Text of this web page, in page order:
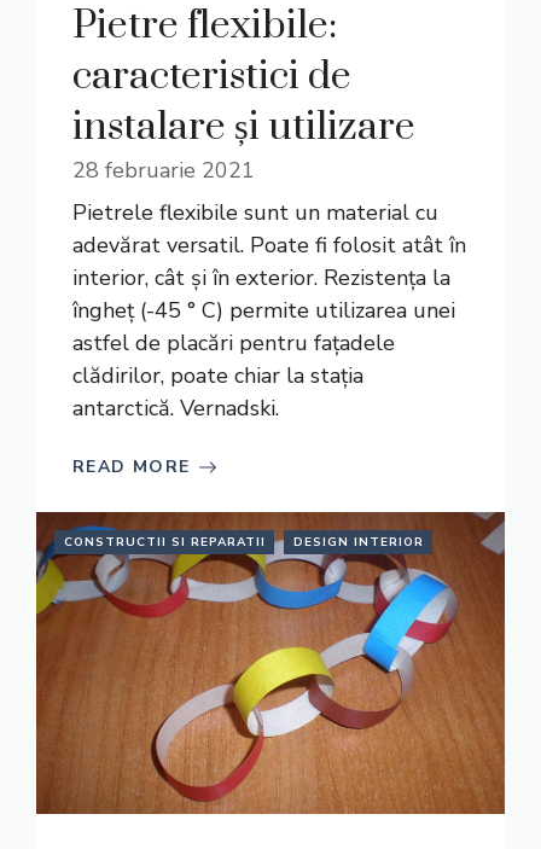
Pietre flexibile:
caracteristici de
instalare și utilizare
28 februarie 2021
Pietrele flexibile sunt un material cu
adevărat versatil. Poate fi folosit atât în
interior, cât și în exterior. Rezistența la
îngheț (-45 ° C) permite utilizarea unei
astfel de placări pentru fațadele
clădirilor, poate chiar la stația
antarctică. Vernadski.
READ MORE
CONSTRUCTII SI REPARATII DESIGN INTERIOR